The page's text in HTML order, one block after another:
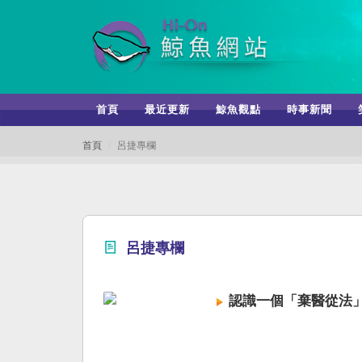
首頁 最近更新 鯨魚觀點 時事新聞
首頁 呂捷專欄
呂捷專欄
認識一個「棄醫從法